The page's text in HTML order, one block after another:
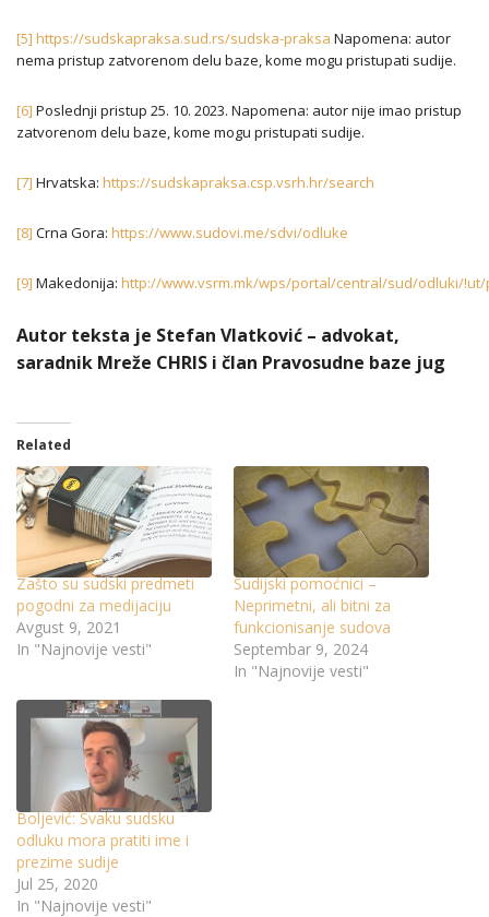
[5] https://sudskapraksa.sud.rs/sudska-praksa Napomena: autor
nema pristup zatvorenom delu baze, kome mogu pristupati sudije.
[6] Poslednji pristup 25. 10. 2023. Napomena: autor nije imao pristup
zatvorenom delu baze, kome mogu pristupati sudije.
[7] Hrvatska: https://sudskapraksa.csp.vsrh.hr/search
[8] Crna Gora: https://www.sudovi.me/sdvi/odluke
[9] Makedonija: http://www.vsrm.mk/wps/portal/central/sud/odluki/!ut/p/
Autor teksta je Stefan Vlatković – advokat,
saradnik Mreže CHRIS i član Pravosudne baze jug
Related
Zašto su sudski predmeti
pogodni za medijaciju
Avgust 9, 2021
In "Najnovije vesti"
Sudijski pomoćnici –
Neprimetni, ali bitni za
funkcionisanje sudova
Septembar 9, 2024
In "Najnovije vesti"
Boljević: Svaku sudsku
odluku mora pratiti ime i
prezime sudije
Jul 25, 2020
In "Najnovije vesti"